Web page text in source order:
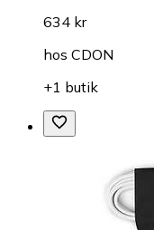
634 kr
hos CDON
+1 butik